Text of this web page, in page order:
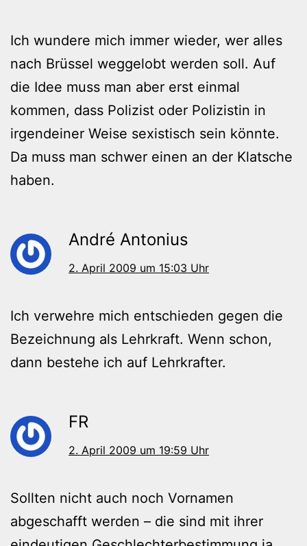
Ich wundere mich immer wieder, wer alles
nach Brüssel weggelobt werden soll. Auf
die Idee muss man aber erst einmal
kommen, dass Polizist oder Polizistin in
irgendeiner Weise sexistisch sein könnte.
Da muss man schwer einen an der Klatsche
haben.
André Antonius
2. April 2009 um 15:03 Uhr
Ich verwehre mich entschieden gegen die
Bezeichnung als Lehrkraft. Wenn schon,
dann bestehe ich auf Lehrkrafter.
FR
2. April 2009 um 19:59 Uhr
Sollten nicht auch noch Vornamen
abgeschafft werden – die sind mit ihrer